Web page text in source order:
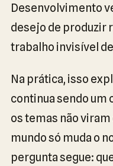
Desenvolvimento
desejo de produzir
trabalho invisível
Na prática, isso
continua sendo um
os temas não
mundo só muda o
pergunta segue: